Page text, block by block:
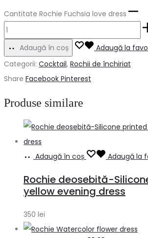
Cantitate Rochie Fuchsia love dress
Adaugă în coș
Adaugă la
Categorii: Cocktail, Rochii de închiriat
Share Facebook Pinterest
Produse similare
Adaugă în coș Adaugă la
Rochie deosebită-
yellow evening dress
350 lei